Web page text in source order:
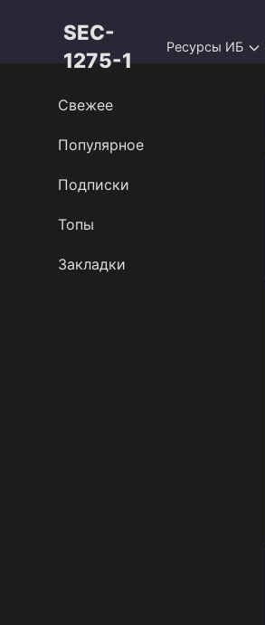
SEC-
1275-1
Ресурсы ИБ
Свежее
Популярное
Подписки
Топы
Закладки